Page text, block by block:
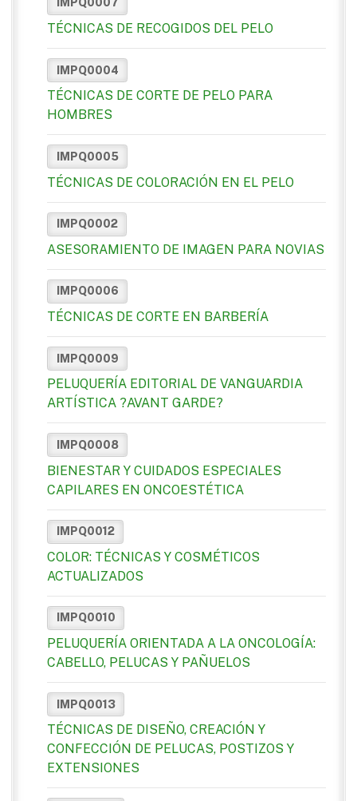
IMPQ0007
TÉCNICAS DE RECOGIDOS DEL PELO
IMPQ0004
TÉCNICAS DE CORTE DE PELO PARA
HOMBRES
IMPQ0005
TÉCNICAS DE COLORACIÓN EN EL PELO
IMPQ0002
ASESORAMIENTO DE IMAGEN PARA NOVIAS
IMPQ0006
TÉCNICAS DE CORTE EN BARBERÍA
IMPQ0009
PELUQUERÍA EDITORIAL DE VANGUARDIA
ARTÍSTICA ?AVANT GARDE?
IMPQ0008
BIENESTAR Y CUIDADOS ESPECIALES
CAPILARES EN ONCOESTÉTICA
IMPQ0012
COLOR: TÉCNICAS Y COSMÉTICOS
ACTUALIZADOS
IMPQ0010
PELUQUERÍA ORIENTADA A LA ONCOLOGÍA:
CABELLO, PELUCAS Y PAÑUELOS
IMPQ0013
TÉCNICAS DE DISEÑO, CREACIÓN Y
CONFECCIÓN DE PELUCAS, POSTIZOS Y
EXTENSIONES